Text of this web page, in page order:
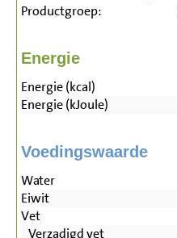
Productgroep:
Energie
Energie (kcal)
Energie (kJoule)
Voedingswaarde
Water
Eiwit
Vet
Verzadigd vet